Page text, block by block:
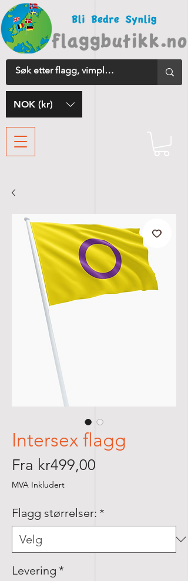
NOK (kr)
Intersex flagg
Fra kr499,00
MVA Inkludert
Flagg størrelser: *
Levering *